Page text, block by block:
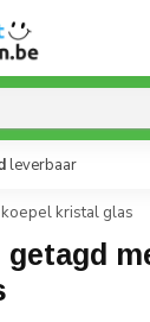
leverbaar
koepel kristal glas